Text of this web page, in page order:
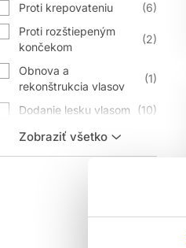
Proti krepovateniu
6
Proti rozštiepeným
končekom
2
Obnova a
rekonštrukcia vlasov
1
Dodanie lesku vlasom
10
Uhladenie vlasov
Dodanie hebkosti
Hydratácia vlasov
6
Zobraziť všetko